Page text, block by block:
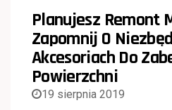
Planujesz Remont
Zapomnij O
Akcesoriach Do
Powierzchni
19 sierpnia 2019